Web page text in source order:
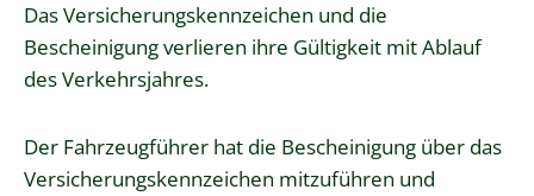
Das Versicherungskennzeichen und die
Bescheinigung verlieren ihre Gültigkeit mit Ablauf
des Verkehrsjahres.
Der Fahrzeugführer hat die Bescheinigung über das
Versicherungskennzeichen mitzuführen und